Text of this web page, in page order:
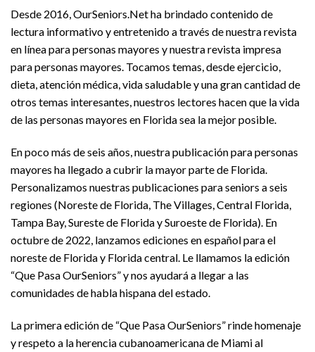
Desde 2016, OurSeniors.Net ha brindado contenido de
lectura informativo y entretenido a través de nuestra revista
en línea para personas mayores y nuestra revista impresa
para personas mayores. Tocamos temas, desde ejercicio,
dieta, atención médica, vida saludable y una gran cantidad de
otros temas interesantes, nuestros lectores hacen que la vida
de las personas mayores en Florida sea la mejor posible.
En poco más de seis años, nuestra publicación para personas
mayores ha llegado a cubrir la mayor parte de Florida.
Personalizamos nuestras publicaciones para seniors a seis
regiones (Noreste de Florida, The Villages, Central Florida,
Tampa Bay, Sureste de Florida y Suroeste de Florida). En
octubre de 2022, lanzamos ediciones en español para el
noreste de Florida y Florida central. Le llamamos la edición
“Que Pasa OurSeniors” y nos ayudará a llegar a las
comunidades de habla hispana del estado.
La primera edición de “Que Pasa OurSeniors” rinde homenaje
y respeto a la herencia cubanoamericana de Miami al